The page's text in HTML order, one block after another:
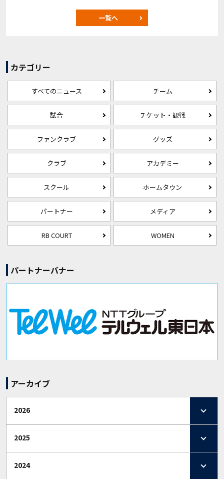
一覧へ
カテゴリー
すべてのニュース チーム
試合 チケット・観戦
ファンクラブ グッズ
クラブ アカデミー
スクール ホームタウン
パートナー メディア
RB COURT WOMEN
パートナーバナー
アーカイブ
2026
2025
2024